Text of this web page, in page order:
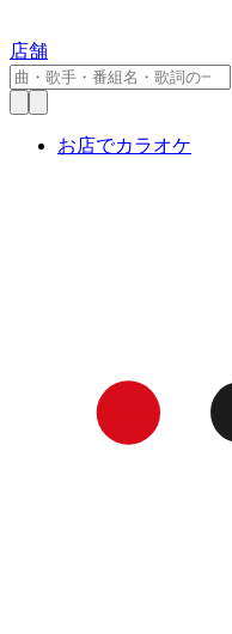
店舗
お店でカラオケ